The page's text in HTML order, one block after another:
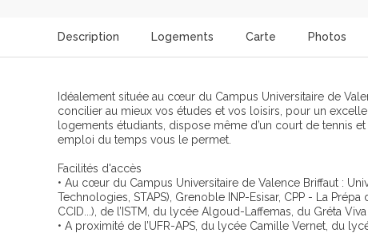
Description Logements Carte Photos
Idéalement située au cœur du Campus Universitaire de
concilier au mieux vos études et vos loisirs, pour un
logements étudiants, dispose même d’un court de tennis
emploi du temps vous le permet.
Facilités d'accès
• Au cœur du Campus Universitaire de Valence Briffaut :
Technologies, STAPS), Grenoble INP-Esisar, CPP - La
CCID...), de l’ISTM, du lycée Algoud-Laffemas, du Gréta Viva
• A proximité de l’UFR-APS, du lycée Camille Vernet, du